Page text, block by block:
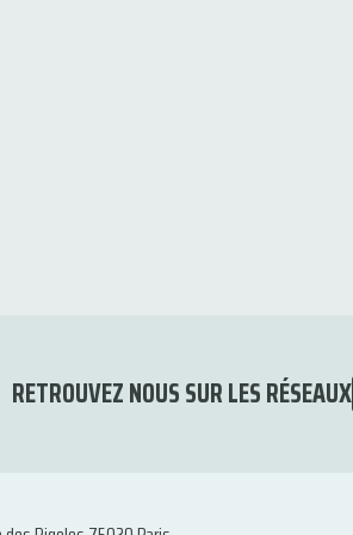
RETROUVEZ NOUS SUR LES RÉSEAUX